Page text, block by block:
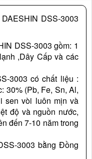
DSS-3003
DSS-3003 gồm: 1
,Dây Cấp và các
3003 có chất liệu :
30% (Pb, Fe, Sn, Al,
sen vòi luôn mịn và
độ và nguồn nước,
đến 7-10 năm trong
3003 bằng Đồng